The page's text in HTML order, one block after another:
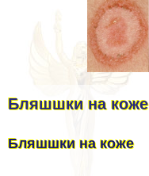
Бляшшки на коже
Бляшшки на коже